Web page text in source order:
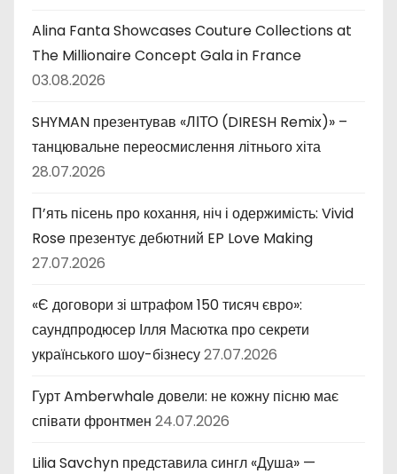
Alina Fanta Showcases Couture Collections at
The Millionaire Concept Gala in France
03.08.2026
SHYMAN презентував «ЛІТО (DIRESH Remix)» –
танцювальне переосмислення літнього хіта
28.07.2026
П’ять пісень про кохання, ніч і одержимість: Vivid
Rose презентує дебютний EP Love Making
27.07.2026
«Є договори зі штрафом 150 тисяч євро»:
саундпродюсер Ілля Масютка про секрети
українського шоу-бізнесу27.07.2026
Гурт Amberwhale довели: не кожну пісню має
співати фронтмен 24.07.2026
Lilia Savchyn представила сингл «Душа» —